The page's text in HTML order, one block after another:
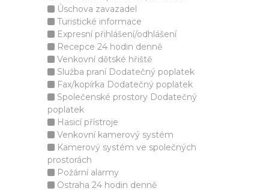
Úschova zavazadel
Turistické informace
Expresní přihlášení/odhlášení
Recepce 24 hodin denně
Venkovní dětské hřiště
Služba praní Dodatečný poplatek
Fax/kopírka Dodatečný poplatek
Společenské prostory Dodatečný
poplatek
Hasicí přístroje
Venkovní kamerový systém
Kamerový systém ve společných
prostorách
Požární alarmy
Ostraha 24 hodin denně